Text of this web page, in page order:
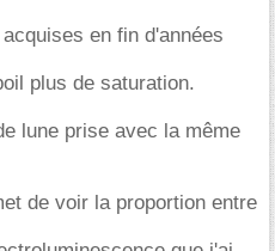
en fin d'années
plus de saturation.
lune prise avec la même
de voir la proportion entre